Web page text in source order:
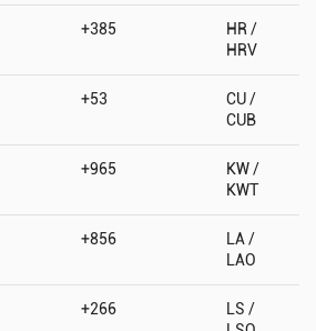
+385
HR /
HRV
+53
CU /
CUB
+965
KW /
KWT
+856
LA /
LAO
+266
LS /